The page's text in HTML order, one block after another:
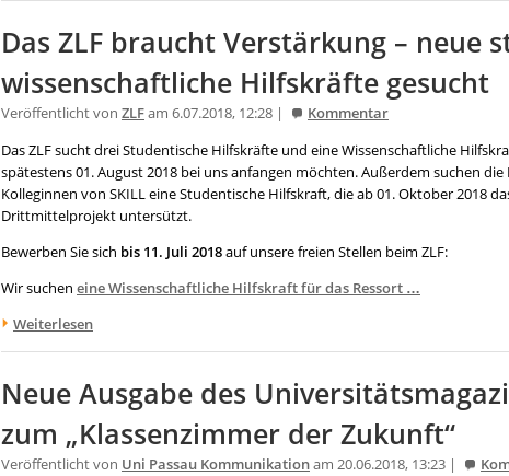
Das ZLF braucht Verstärkung – neue
wissenschaftliche Hilfskräfte gesucht
Veröffentlicht von ZLFam 6.07.2018, 12:28 | Kommentar
Das ZLF sucht drei Studentische Hilfskräfte und eine Wissenschaftliche
spätestens 01. August 2018 bei uns anfangen möchten. Außerdem suchen die
Kolleginnen von SKILL eine Studentische Hilfskraft, die ab 01. Oktober 2018
Drittmittelprojekt untersützt.
Bewerben Sie sich bis 11. Juli 2018auf unsere freien Stellen beim ZLF:
Wir suchen eine Wissenschaftliche Hilfskraft für das Ressort …
Weiterlesen
Neue Ausgabe des
zum „Klassenzimmer der Zukunft“
Veröffentlicht von Uni Passau Kommunikationam 20.06.2018, 13:23 |